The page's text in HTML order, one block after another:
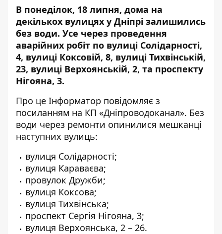
В понеділок, 18 липня, дома на
декількох вулицях у Дніпрі залишились
без води. Усе через проведення
аварійних робіт по вулиці Солідарності,
4, вулиці Коксовій, 8, вулиці Тихвінській,
23, вулиці Верхоянській, 2, та проспекту
Нігояна, 3.
Про це Інформатор повідомляє з
посиланням на КП «Дніпроводоканал». Без
води через ремонти опинилися мешканці
наступних вулиць:
вулиця Солідарності;
вулиця Караваєва;
провулок Дружби;
вулиця Коксова;
вулиця Тихвінська;
проспект Сергія Нігояна, 3;
вулиця Верхоянська, 2 – 26.